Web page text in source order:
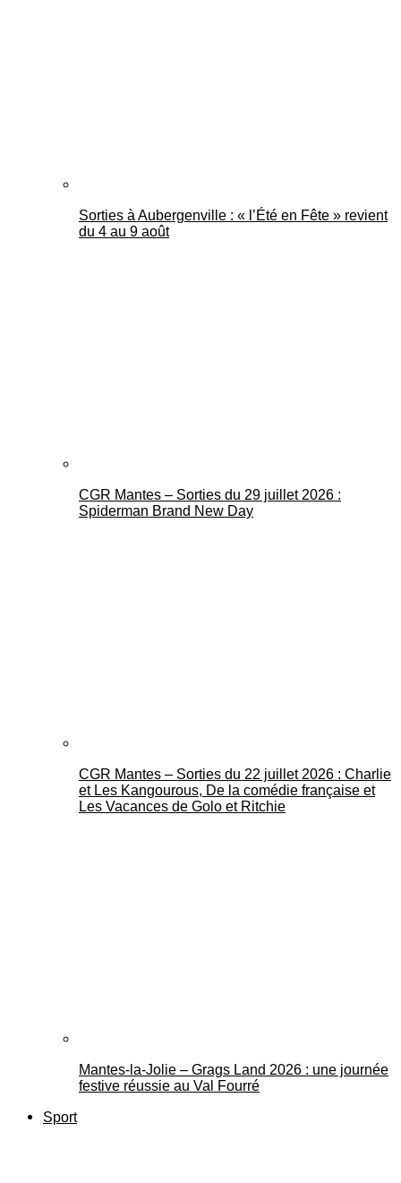
Sorties à Aubergenville : « l’Été en Fête » revient
du 4 au 9 août
CGR Mantes – Sorties du 29 juillet 2026 :
Spiderman Brand New Day
CGR Mantes – Sorties du 22 juillet 2026 : Charlie
et Les Kangourous, De la comédie française et
Les Vacances de Golo et Ritchie
Mantes-la-Jolie – Grags Land 2026 : une journée
festive réussie au Val Fourré
Sport